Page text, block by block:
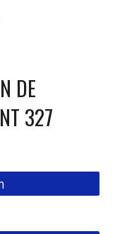
DE
327